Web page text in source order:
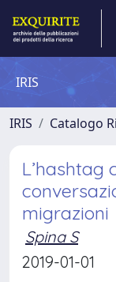
IRIS
IRIS Catalogo
L’hashtag
migrazioni
Spina S
2019-01-01